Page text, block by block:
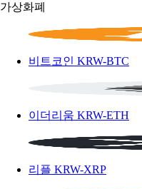
가상화폐
비트코인 KRW-BTC
이더리움 KRW-ETH
리플 KRW-XRP